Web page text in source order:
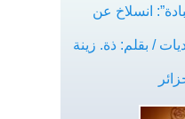
انسلاخ عن
/ بقلم: ذة. زينة